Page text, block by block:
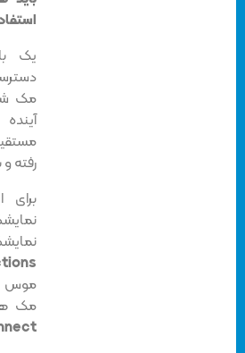
استفاده
یک
دسترسی
مک شما
آینده
مستقیم
رفته و
برای
نمایشگر
موس
مک هدف